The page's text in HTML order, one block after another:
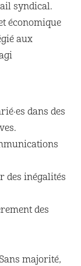
syndical.
économique
aux
dans des
des inégalités
des
majorité,